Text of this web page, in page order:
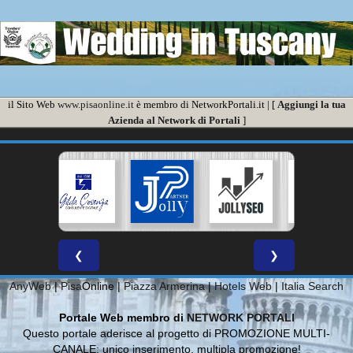
il Sito Web www.pisaonline.itè membro di NetworkPortali.it | [ Aggiungi la tua
Azienda al Network di Portali ]
❮ ❯
AnyWeb|PisaOnline |Piazza Armerina|Hotels Web|Italia Search
Portale Web membro diNETWORK PORTALI
Questo portale aderisce al progetto di PROMOZIONE MULTI-
CANALE: unico inserimento, multipla promozione!